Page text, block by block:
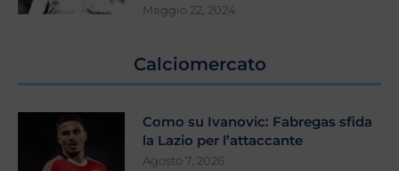
Maggio 22, 2024
Calciomercato
Como su Ivanovic: Fabregas sfida
la Lazio per l’attaccante
Agosto 7, 2026